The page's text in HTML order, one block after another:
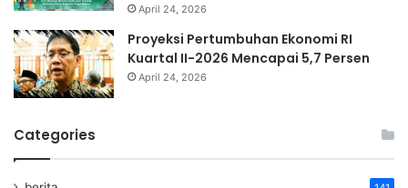
April 24, 2026
Proyeksi Pertumbuhan Ekonomi RI
Kuartal II-2026 Mencapai 5,7 Persen
April 24, 2026
Categories